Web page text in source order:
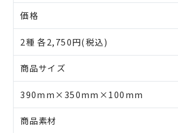
価格
2種 各2,750円(税込)
商品サイズ
390mm×350mm×100mm
商品素材